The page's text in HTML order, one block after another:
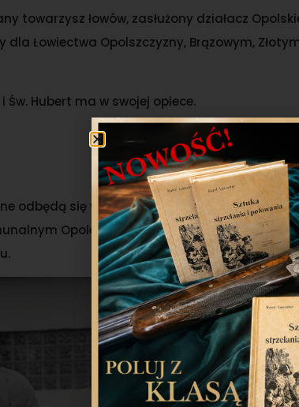
towarzysz łowów, zasłużony działacz
dla Łowiectwa Opolszczyzny, Brązowym,
Św. Hubert ma w swojej opiece.
odbędą się w dniu 17 marca 2021 r. ( środa )
Opole – Półwieś przy ul. Cmentarnej